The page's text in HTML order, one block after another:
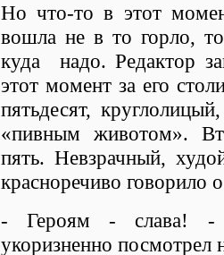
Но что-то в этот
вошла не в то горло,
куда надо. Редактор
этот момент за его
пятьдесят,
«пивным животом».
пять. Невзрачный,
красноречиво говорило
- Героям - слава! -
укоризненно посмотрел